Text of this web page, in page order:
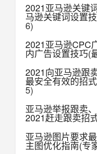
2021亚马逊关键
马逊关键词设置
6)
2021亚马逊CPC
内广告设置技巧(
2021向亚马逊跟
最安全有效的招
5)
亚马逊举报跟卖
2021赶走跟卖招
亚马逊图片要求
主图优化指南(专